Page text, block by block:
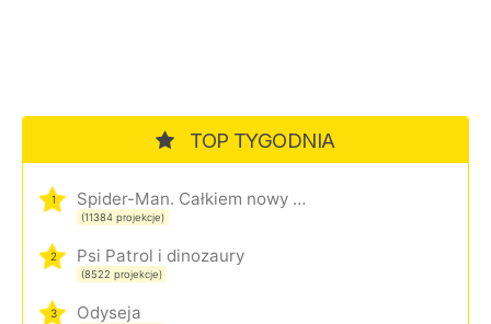
TOP TYGODNIA
1 Spider-Man. Całkiem nowy dzień
(11384 projekcje)
2 Psi Patrol i dinozaury
(8522 projekcje)
3 Odyseja